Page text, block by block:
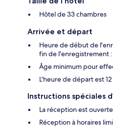
Hôtel de 33 chambres
Arrivée et départ
Heure de début de
fin de l'enregistrement
Âge minimum pour
L'heure de départ est
Instructions spéciales
La réception est
Réception à horaires